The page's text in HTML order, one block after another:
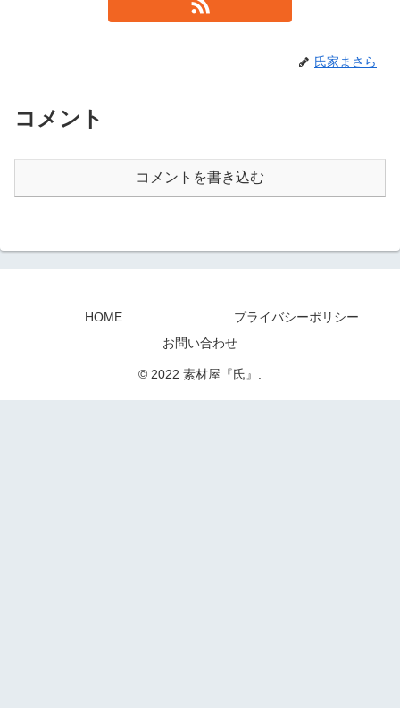
氏家まさら
コメント
コメントを書き込む
HOME
プライバシーポリシー
お問い合わせ
© 2022 素材屋『氏』.